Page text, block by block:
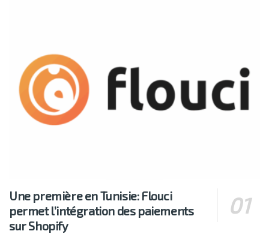
Une première en Tunisie: Flouci
permet l’intégration des paiements
sur Shopify